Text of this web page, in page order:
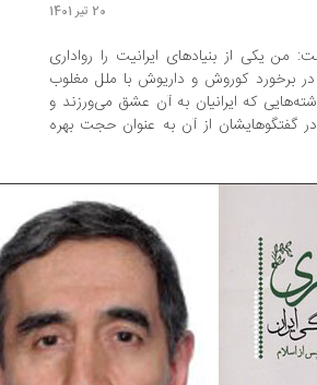
از بنیادهای ایرانیت را رواداری
کوروش و داریوش با ملل مغلوب
كه ایرانیان به آن عشق می‌ورزند و
از آن به عنوان حجت بهره